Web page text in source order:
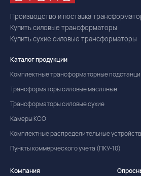
Производство и поставка
Купить силовые трансформаторы
Купить сухие силовые трансформаторы
Каталог продукции
Комплектные трансформаторные
Трансформаторы силовые масляные
Трансформаторы силовые сухие
Камеры КСО
Комплектные распределительные
Пункты коммерческого учета (ПКУ-10)
Компания